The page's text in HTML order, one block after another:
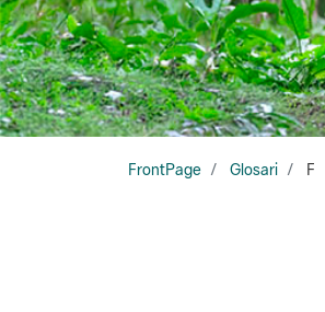
FrontPage Glosari F